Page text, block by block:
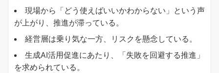
現場から「どう使えばいいかわからない」という声
が上がり、推進が滞っている。
経営層は乗り気な一方、リスクを懸念している。
生成AI活用促進にあたり、「失敗を回避する推進」
を求められている。